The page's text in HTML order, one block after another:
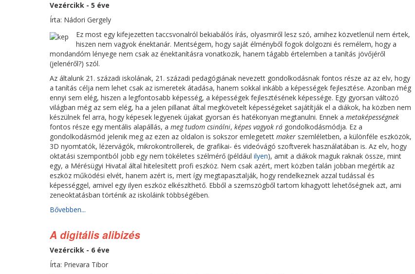
Vezércikk - 5 éve
Írta: Nádori Gergely
Ez most egy kifejezetten taccsvonalról bekiabálós írás, olyasmiről lesz szó, amihez közvetlenül nem értek,
hiszen nem vagyok énektanár. Mentségem, hogy saját élményből fogok dolgozni és remélem, hogy a
mondandóm lényege nem csak az énektanításra vonatkozik, hanem tágabb értelemben a tanítás jövőjéről
(jelenéről?) szól.
Az általunk 21. századi iskolának, 21. századi pedagógiának nevezett gondolkodásnak fontos része az az elv, hogy
a tanítás célja nem lehet csak az ismeretek átadása, hanem sokkal inkább a képességek fejlesztése. Azonban még
ennyi sem elég, hiszen a legfontosabb képesség, a képességek fejlesztésének képessége. Egy gyorsan változó
világban még az sem elég, ha a jelen pillanat által megkövetelt képességeket sajátítják el a diákok, ha közben nem
készülnek fel arra, hogy képesek legyenek újakat gyorsan és hatékonyan megtanulni. Ennek a metaképességnek
fontos része egy mentális alapállás, a meg tudom csinálni, képes vagyok rá gondolkodásmódja. Ez a
gondolkodásmód jelenik meg az ezen az oldalon is sokszor emlegetett maker szemléletben, a különféle eszközök,
3D nyomtatók, lézervágók, mikrokontrollerek, de grafikai- és videóvágó szoftverek használatában is. Az elv, hogy
oktatási szempontból jobb egy nem tökéletes szélmérő (például ilyen), amit a diákok maguk raknak össze, mint
egy, a Mérésügyi Hivatal által hitelesített profi eszköz. Nem csak azért, mert közben talán jobban megértik az
eszköz működési elvét, hanem azért is, mert így megtapasztalják, hogy rendelkeznek azzal tudással és
képességgel, amivel egy ilyen eszköz elkészíthető. Ebből a szemszögből tartom kihagyott lehetőségnek azt, ami
zeneoktatásban történik az iskoláink többségében.
Bővebben...
A digitális alibizés
Vezércikk - 6 éve
Írta: Prievara Tibor